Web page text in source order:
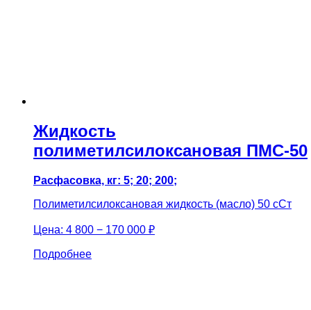
Жидкость
полиметилсилоксановая ПМС-50
Расфасовка, кг: 5; 20; 200;
Полиметилсилоксановая жидкость (масло) 50 сСт
Цена: 4 800 − 170 000 ₽
Подробнее